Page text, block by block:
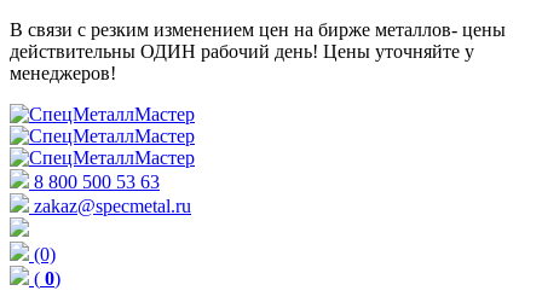
В связи с резким изменением цен на бирже металлов- цены
действительны ОДИН рабочий день! Цены уточняйте у
менеджеров!
8 800 500 53 63
zakaz@specmetal.ru
(0)
( 0)